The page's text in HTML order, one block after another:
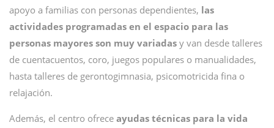
apoyo a familias con personas dependientes, las
actividades programadas en el espacio para las
personas mayores son muy variadas y van desde talleres
de cuentacuentos, coro, juegos populares o manualidades,
hasta talleres de gerontogimnasia, psicomotricida fina o
relajación.
Además, el centro ofrece ayudas técnicas para la vida